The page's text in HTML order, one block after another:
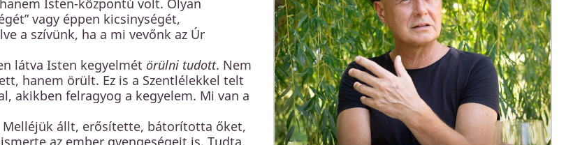
vagy éppen kicsinységét,
a szívünk, ha a mi vevőnk az Úr
látva Isten kegyelmét örülni tudott. Nem
hanem örült. Ez is a Szentlélekkel telt
akikben felragyog a kegyelem. Mi van a
Melléjük állt, erősítette, bátorította őket,
az ember gyengeségeit is. Tudta,